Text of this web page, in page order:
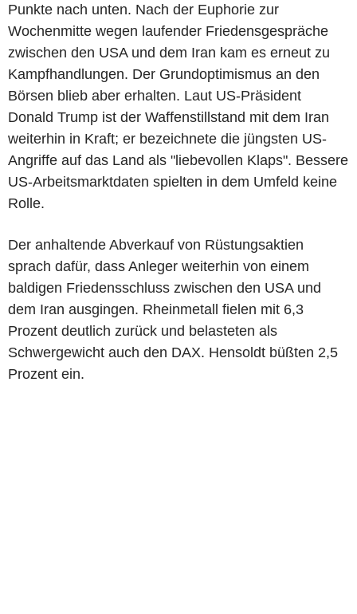
Punkte nach unten. Nach der Euphorie zur
Wochenmitte wegen laufender Friedensgespräche
zwischen den USA und dem Iran kam es erneut zu
Kampfhandlungen. Der Grundoptimismus an den
Börsen blieb aber erhalten. Laut US-Präsident
Donald Trump ist der Waffenstillstand mit dem Iran
weiterhin in Kraft; er bezeichnete die jüngsten US-
Angriffe auf das Land als "liebevollen Klaps". Bessere
US-Arbeitsmarktdaten spielten in dem Umfeld keine
Rolle.
Der anhaltende Abverkauf von Rüstungsaktien
sprach dafür, dass Anleger weiterhin von einem
baldigen Friedensschluss zwischen den USA und
dem Iran ausgingen. Rheinmetall fielen mit 6,3
Prozent deutlich zurück und belasteten als
Schwergewicht auch den DAX. Hensoldt büßten 2,5
Prozent ein.